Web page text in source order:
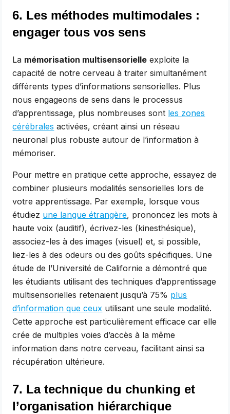
6. Les méthodes multimodales :
engager tous vos sens
La mémorisation multisensorielle exploite la
capacité de notre cerveau à traiter simultanément
différents types d’informations sensorielles. Plus
nous engageons de sens dans le processus
d’apprentissage, plus nombreuses sont les zones
cérébrales activées, créant ainsi un réseau
neuronal plus robuste autour de l’information à
mémoriser.
Pour mettre en pratique cette approche, essayez de
combiner plusieurs modalités sensorielles lors de
votre apprentissage. Par exemple, lorsque vous
étudiez une langue étrangère, prononcez les mots à
haute voix (auditif), écrivez-les (kinesthésique),
associez-les à des images (visuel) et, si possible,
liez-les à des odeurs ou des goûts spécifiques. Une
étude de l’Université de Californie a démontré que
les étudiants utilisant des techniques d’apprentissage
multisensorielles retenaient jusqu’à 75% plus
d’information que ceux utilisant une seule modalité.
Cette approche est particulièrement efficace car elle
crée de multiples voies d’accès à la même
information dans notre cerveau, facilitant ainsi sa
récupération ultérieure.
7. La technique du chunking et
l’organisation hiérarchique